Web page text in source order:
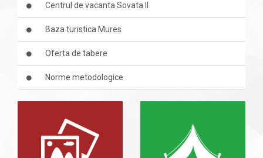
Centrul de vacanta Sovata II
Baza turistica Mures
Oferta de tabere
Norme metodologice